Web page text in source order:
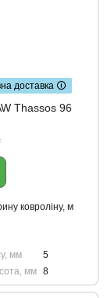
доставка 🛈
Thassos 96
ковроліну, м
мм
5
мм 8